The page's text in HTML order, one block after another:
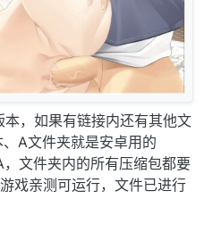
，如果有链接内还有其他文
A文件夹就是安卓用的
文件夹内的所有压缩包都要
戏亲测可运行，文件已进行